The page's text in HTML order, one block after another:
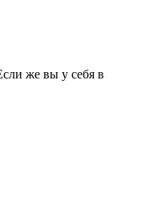
же вы у себя в